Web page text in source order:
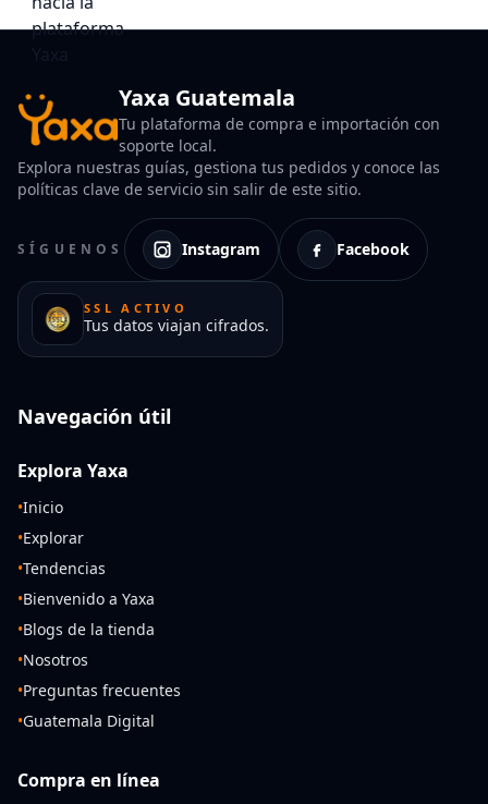
Yaxa Guatemala
Tu plataforma de compra e importación con
soporte local.
Explora nuestras guías, gestiona tus pedidos y conoce las
políticas clave de servicio sin salir de este sitio.
SÍGUENOS Instagram Facebook
SSL ACTIVO
Tus datos viajan cifrados.
Navegación útil
Explora Yaxa
•Inicio
•Explorar
•Tendencias
•Bienvenido a Yaxa
•Blogs de la tienda
•Nosotros
•Preguntas frecuentes
•Guatemala Digital
Compra en línea